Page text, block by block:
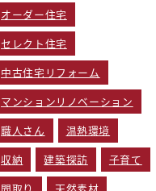
オーダー住宅
セレクト住宅
中古住宅リフォーム
マンションリノベーション
職人さん
温熱環境
収納
建築探訪
子育て